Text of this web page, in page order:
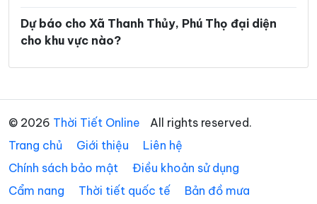
Xã Lâm Thao
Xã Liên Châu Xã Liên Hòa
Xã Liên Minh Xã Liên Sơn
Xã Long Cốc Xã Lương Sơn
Xã Mai Châu Xã Mai Hạ
Dự báo cho Xã Thanh Thủy, Phú Thọ đại diện
cho khu vực nào?
© 2026 Thời Tiết Online
All rights reserved.
Trang chủ
Giới thiệu
Liên hệ
Chính sách bảo mật
Điều khoản sử dụng
Cẩm nang
Thời tiết quốc tế Bản đồ mưa